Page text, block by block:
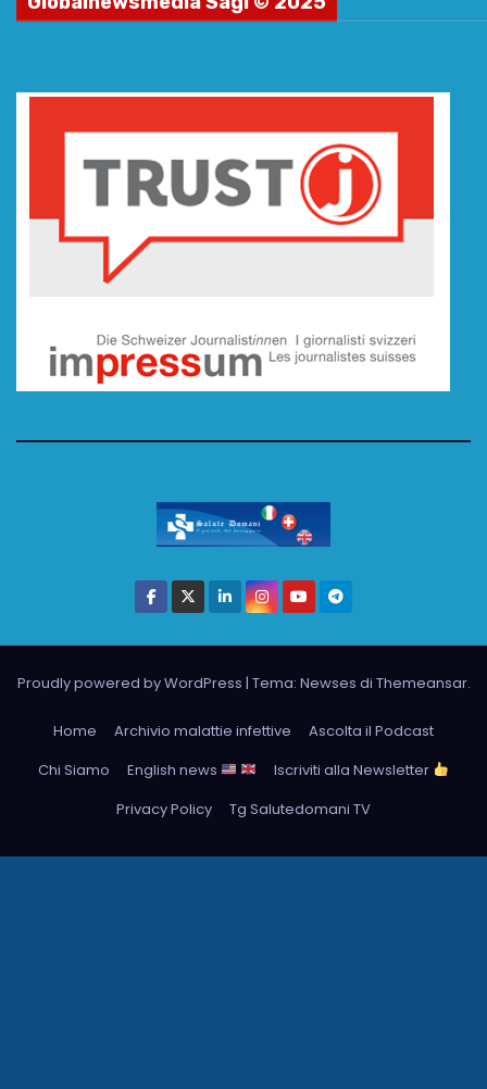
Proudly powered by WordPress | Tema: Newses di Themeansar.
Home Archivio malattie infettive
Ascolta il Podcast
Chi Siamo
English news
Iscriviti alla Newsletter
Privacy Policy
Tg Salutedomani TV